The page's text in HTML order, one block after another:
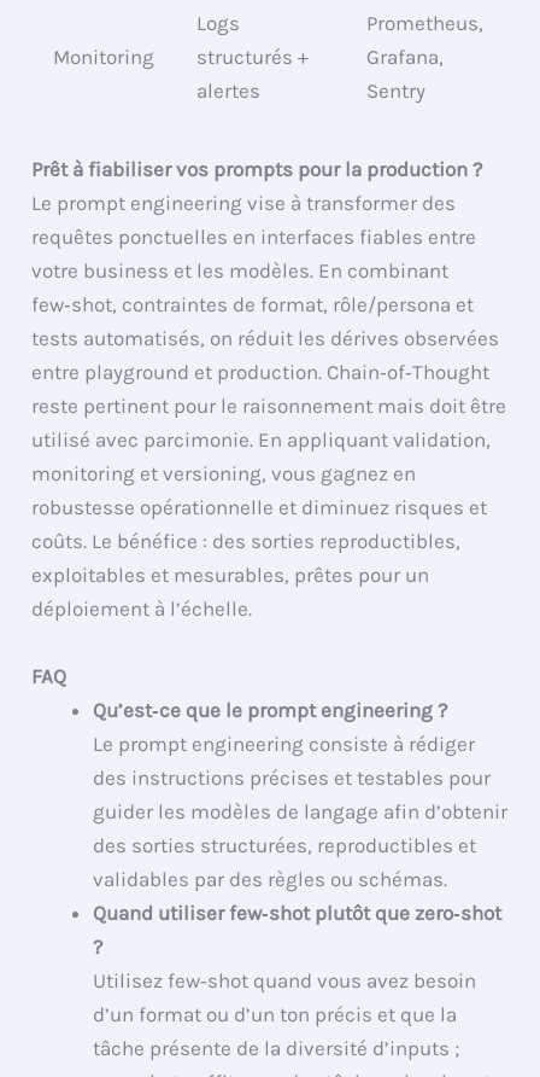
Monitoring
Logs
structurés +
alertes
Prometheus,
Grafana,
Sentry
Prêt à fiabiliser vos prompts pour la production ?
Le prompt engineering vise à transformer des
requêtes ponctuelles en interfaces fiables entre
votre business et les modèles. En combinant
few‑shot, contraintes de format, rôle/persona et
tests automatisés, on réduit les dérives observées
entre playground et production. Chain‑of‑Thought
reste pertinent pour le raisonnement mais doit être
utilisé avec parcimonie. En appliquant validation,
monitoring et versioning, vous gagnez en
robustesse opérationnelle et diminuez risques et
coûts. Le bénéfice : des sorties reproductibles,
exploitables et mesurables, prêtes pour un
déploiement à l’échelle.
FAQ
Qu’est‑ce que le prompt engineering ?
Le prompt engineering consiste à rédiger
des instructions précises et testables pour
guider les modèles de langage afin d’obtenir
des sorties structurées, reproductibles et
validables par des règles ou schémas.
Quand utiliser few‑shot plutôt que zero‑shot
?
Utilisez few‑shot quand vous avez besoin
d’un format ou d’un ton précis et que la
tâche présente de la diversité d’inputs ;